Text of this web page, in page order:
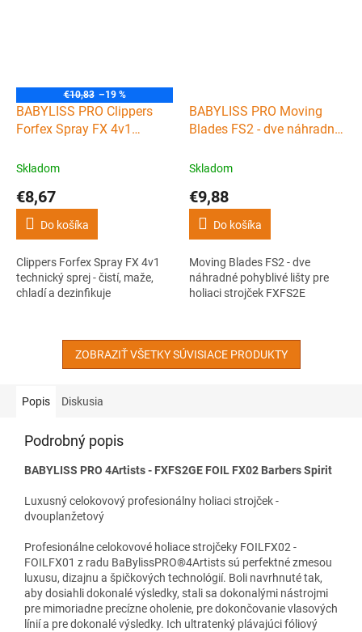
€10,83 –19 %
BABYLISS PRO Clippers
Forfex Spray FX 4v1
maže, chladí a dezinfikuje
Skladom
€8,67
Do košíka
Clippers Forfex Spray FX 4v1
technický sprej - čistí, maže,
chladí a dezinfikuje
BABYLISS PRO Moving
Blades FS2 - dve náhradné
strojček FXFS2E
Skladom
€9,88
Do košíka
Moving Blades FS2 - dve
náhradné pohyblivé lišty pre
holiaci strojček FXFS2E
ZOBRAZIŤ VŠETKY SÚVISIACE PRODUKTY
Popis Diskusia
Podrobný popis
BABYLISS PRO 4Artists - FXFS2GE FOIL FX02 Barbers Spirit
Luxusný celokovový profesionálny holiaci strojček -
dvouplanžetový
Profesionálne celokovové holiace strojčeky FOILFX02 -
FOILFX01 z radu BaBylissPRO®4Artists sú perfektné zmesou
luxusu, dizajnu a špičkových technológií. Boli navrhnuté tak,
aby dosiahli dokonalé výsledky, stali sa dokonalými nástrojmi
pre mimoriadne precízne oholenie, pre dokončovanie vlasových
línií a pre dokonalé výsledky. Ich ultratenký plávajúci fóliový